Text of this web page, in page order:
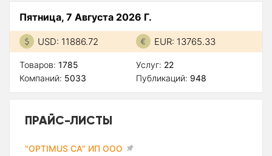
Пятница, 7 Августа 2026 Г.
USD: 11886.72 EUR: 13765.33
Товаров: 1785
Компаний: 5033
Услуг: 22
Публикаций: 948
ПРАЙС-ЛИСТЫ
"OPTIMUS CA" ИП ООО